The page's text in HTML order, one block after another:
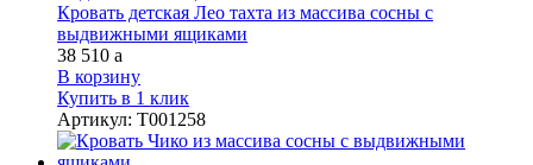
Кровать детская Лео тахта из массива сосны с
выдвижными ящиками
38 510 a
В корзину
Купить в 1 клик
Артикул: Т001258